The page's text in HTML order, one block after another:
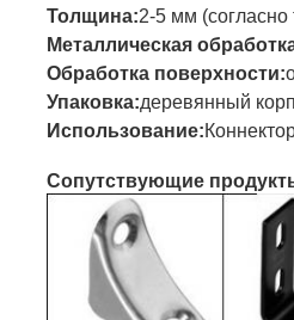
Толщина:2-5 мм
Металлическая
Обработка поверхности:
Упаковка:деревянный
Использование:
Сопутствующие